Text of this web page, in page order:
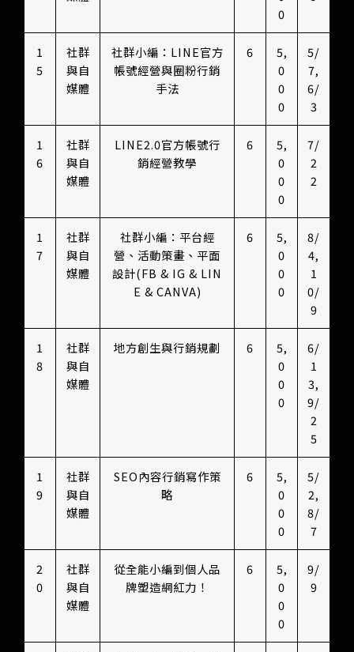
0
1
5
社群
與自
媒體
社群小編：LINE官方
帳號經營與圈粉行銷
手法
6
5,
0
0
0
5/
7,
6/
3
1
6
社群
與自
媒體
LINE2.0官方帳號行
銷經營教學
6
5,
0
0
0
7/
2
2
1
7
社群
與自
媒體
社群小編：平台經
營、活動策畫、平面
設計(FB & IG & LIN
E & CANVA)
6
5,
0
0
0
8/
4,
1
0/
9
1
8
社群
與自
媒體
地方創生與行銷規劃 6
5,
0
0
0
6/
1
3,
9/
2
5
1
9
社群
與自
媒體
SEO內容行銷寫作策
略
6
5,
0
0
0
5/
2,
8/
7
2
0
社群
與自
媒體
從全能小編到個人品
牌塑造網紅力！
6
5,
0
0
0
9/
9